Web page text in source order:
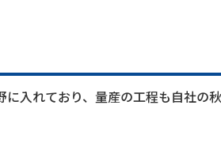
入れており、量産の工程も自社の